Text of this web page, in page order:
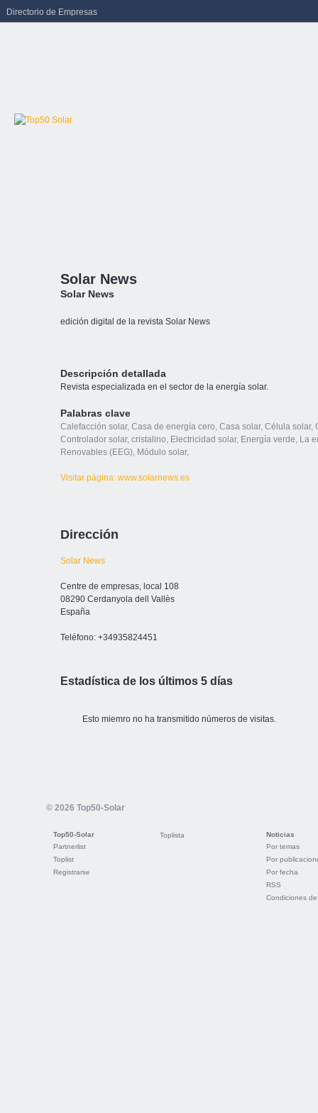
Solar News
Solar News
edición digital de la revista Solar News
Descripción detallada
Revista especializada en el sector de la energía solar.
Palabras clave
Calefacción solar, Casa de energía cero, Casa solar, Célula solar,
Controlador solar, cristalino, Electricidad solar, Energía verde, La
Renovables (EEG), Módulo solar,
Visitar página: www.solarnews.es
Dirección
Solar News
Centre de empresas, local 108
08290 Cerdanyola dell Vallès
España
Teléfono: +34935824451
Estadística de los últimos 5 días
Esto miemro no ha transmitido números de visitas.
© 2026 Top50-Solar
Top50-Solar
Partnerlist
Toplist
Registrarse
Toplista
Noticias
Por temas
Por
Por fecha
RSS
Condiciones
Directorio de Empresas